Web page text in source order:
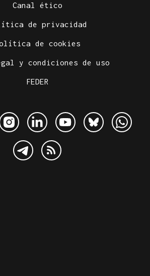
Canal ético
de privacidad
de cookies
y condiciones de uso
FEDER